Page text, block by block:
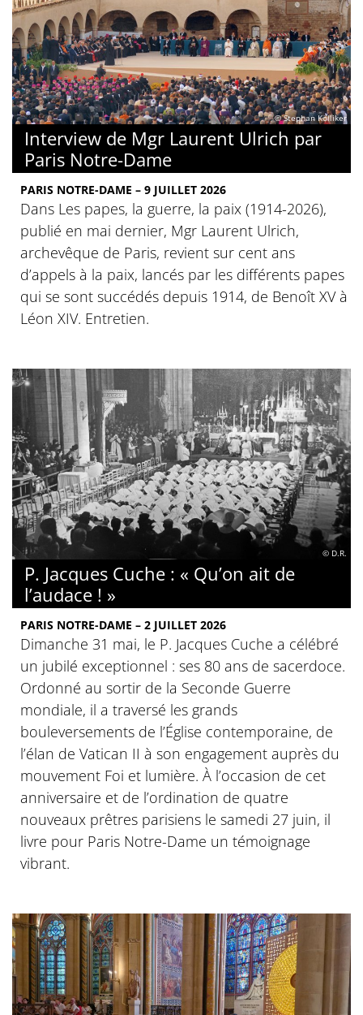
© Stephan Kölliker
Interview de Mgr Laurent Ulrich par
Paris Notre-Dame
PARIS NOTRE-DAME – 9 JUILLET 2026
Dans Les papes, la guerre, la paix (1914-2026),
publié en mai dernier, Mgr Laurent Ulrich,
archevêque de Paris, revient sur cent ans
d’appels à la paix, lancés par les différents papes
qui se sont succédés depuis 1914, de Benoît XV à
Léon XIV. Entretien.
© D.R.
P. Jacques Cuche : « Qu’on ait de
l’audace ! »
PARIS NOTRE-DAME – 2 JUILLET 2026
Dimanche 31 mai, le P. Jacques Cuche a célébré
un jubilé exceptionnel : ses 80 ans de sacerdoce.
Ordonné au sortir de la Seconde Guerre
mondiale, il a traversé les grands
bouleversements de l’Église contemporaine, de
l’élan de Vatican II à son engagement auprès du
mouvement Foi et lumière. À l’occasion de cet
anniversaire et de l’ordination de quatre
nouveaux prêtres parisiens le samedi 27 juin, il
livre pour Paris Notre-Dame un témoignage
vibrant.